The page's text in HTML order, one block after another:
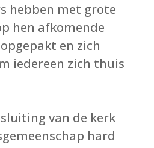
hebben met grote
hen afkomende
en zich
iedereen zich thuis
van de kerk
hard